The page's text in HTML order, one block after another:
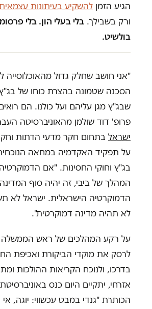
הגיע הזמן להשקיע בעיתונות
ורק בשבילך. בלי בעלי הון. בלי
בולשיט.
"אני חושב שחלק גדול מהאוכלוסייה
הסכנה שטמונה בהצרת כוחו של
שבג"ץ מגן עליהם ועל כולנו. הם
פרופ' דוד שולמן מהאוניברסיטה
ישראל בתחום חקר מדעי הדתות
על תפקיד האקדמיה במחאה
בג"ץ וחוקי החסינות. "אם
המהלך של ביבי, זה יהיה סוף
הדמוקרטיה הישראלית. ישראל לא
לא תהיה מדינה דמוקרטית".
על רקע המהלכים של ראש הממשלה
לרסק את מוקדי הביקורת ואכיפת
בדרכו, ולנוכח הקריאות ההולכות
אזרחי, יתקיים היום כנס
הכותרת "גנדי במבט עכשווי: יוגה, אי